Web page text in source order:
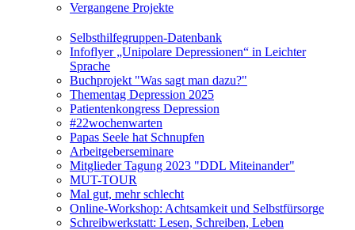
Vergangene Projekte
Selbsthilfegruppen-Datenbank
Infoflyer „Unipolare Depressionen“ in Leichter
Sprache
Buchprojekt "Was sagt man dazu?"
Thementag Depression 2025
Patientenkongress Depression
#22wochenwarten
Papas Seele hat Schnupfen
Arbeitgeberseminare
Mitglieder Tagung 2023 "DDL Miteinander"
MUT-TOUR
Mal gut, mehr schlecht
Online-Workshop: Achtsamkeit und Selbstfürsorge
Schreibwerkstatt: Lesen, Schreiben, Leben